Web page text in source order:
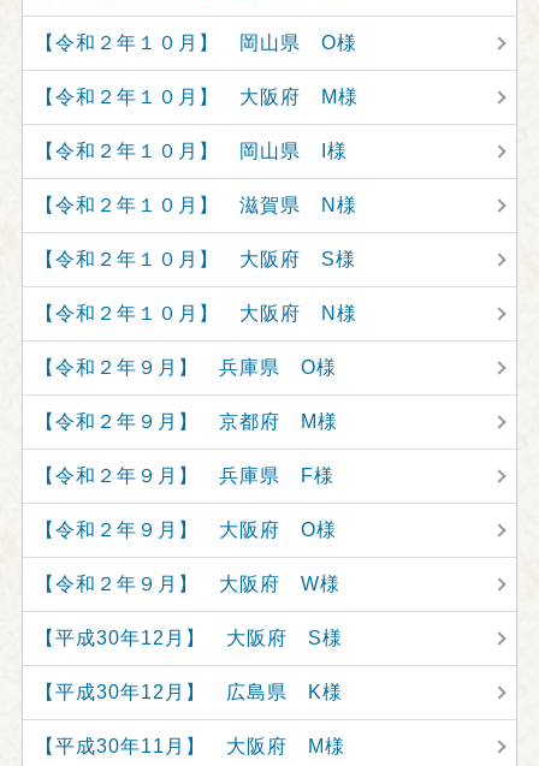
【令和２年１０月】 岡山県 O様
【令和２年１０月】 大阪府 M様
【令和２年１０月】 岡山県 I様
【令和２年１０月】 滋賀県 N様
【令和２年１０月】 大阪府 S様
【令和２年１０月】 大阪府 N様
【令和２年９月】 兵庫県 O様
【令和２年９月】 京都府 M様
【令和２年９月】 兵庫県 F様
【令和２年９月】 大阪府 O様
【令和２年９月】 大阪府 W様
【平成30年12月】 大阪府 S様
【平成30年12月】 広島県 K様
【平成30年11月】 大阪府 M様